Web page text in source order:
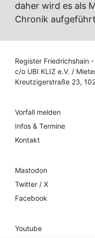
daher wird es als
Chronik
Register Friedrichshain
c/o UBI KLIZ e.V. /
Kreutzigerstraße 23,
Vorfall melden
Infos & Termine
Kontakt
Mastodon
Twitter / X
Facebook
Youtube